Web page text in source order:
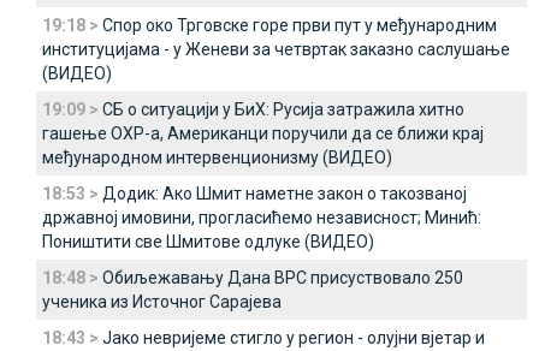
19:18 > Спор око Трговске горе први пут у међународним
институцијама - у Женеви за четвртак заказно саслушање
(ВИДЕО)
19:09 > СБ о ситуацији у БиХ: Русија затражила хитно
гашење ОХР-а, Американци поручили да се ближи крај
међународном интервенционизму (ВИДЕО)
18:53 > Додик: Ако Шмит наметне закон о такозваној
државној имовини, прогласићемо независност; Минић:
Поништити све Шмитове одлуке (ВИДЕО)
18:48 > Обиљежавању Дана ВРС присуствовало 250
ученика из Источног Сарајева
18:43 > Јако невријеме стигло у регион - oлујни вјетар и